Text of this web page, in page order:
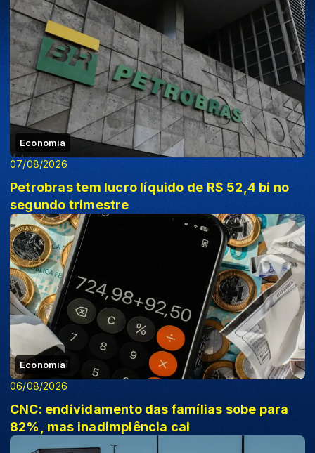
Economia
07/08/2026
Petrobras tem lucro líquido de R$ 52,4 bi no
segundo trimestre
Economia
06/08/2026
CNC: endividamento das famílias sobe para
82%, mas inadimplência cai